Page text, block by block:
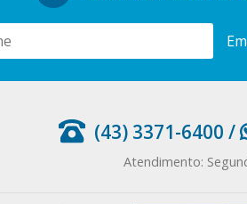
(43) 3371-6400 /
Atendimento: